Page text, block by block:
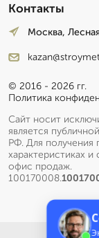
Контакты
Москва,
© 2016 - 2026 гг.
Политика
Сайт носит
является
РФ. Для получения
характеристиках
офис продаж.
100170008.